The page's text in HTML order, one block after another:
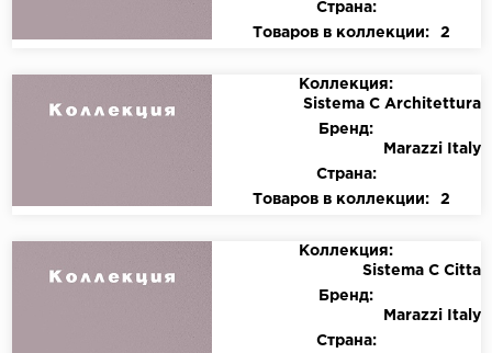
Страна:
Товаров в коллекции:
2
Коллекция:
Sistema C Architettura
Бренд:
Marazzi Italy
Страна:
Товаров в коллекции:
2
Коллекция:
Sistema C Citta
Бренд:
Marazzi Italy
Страна: